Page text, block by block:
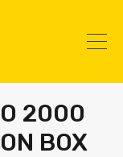
2000
BOX